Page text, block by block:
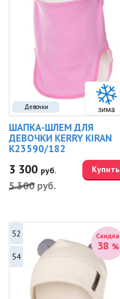
Девочки
ШАПКА-ШЛЕМ ДЛЯ
ДЕВОЧКИ KERRY KIRAN
K23590/182
3 300 руб.
5 300 руб.
Купить
Скидка
38 %
52
54